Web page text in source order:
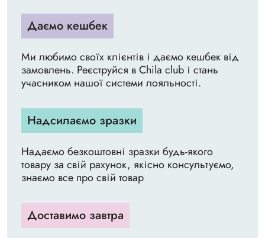
Даємо кешбек
Ми любимо своїх клієнтів і даємо кешбек від
замовлень. Реєструйся в Chila club і стань
учасником нашої системи лояльності.
Надсилаємо зразки
Надаємо безкоштовні зразки будь-якого
товару за свій рахунок, якісно консультуємо,
знаємо все про свій товар
Доставимо завтра